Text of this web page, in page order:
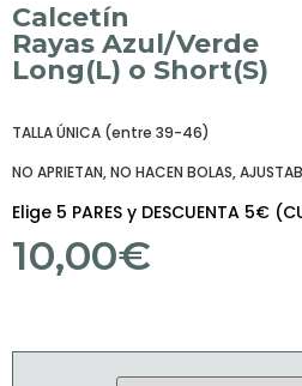
Calcetín
Rayas Azul/Verde
Long(L) o Short(S)
TALLA ÚNICA (entre 39-46)
NO APRIETAN, NO HACEN BOLAS,
Elige 5 PARES y DESCUENTA 5€
10,00€